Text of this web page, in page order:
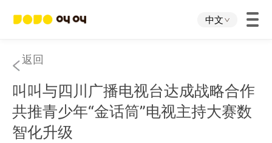
中文
首页
叫叫App
叫叫IP
返回
叫叫与四川广播电视台达成战略合作
共推青少年“金话筒”电视主持大赛数
智化升级